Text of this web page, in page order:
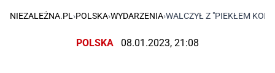
NIEZALEŻNA.PL ›POLSKA›WYDARZENIA›WALCZYŁ Z "PIEKŁEM
POLSKA 08.01.2023, 21:08